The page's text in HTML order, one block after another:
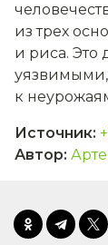
из трех
и риса. Это
к
Источник:
Автор: